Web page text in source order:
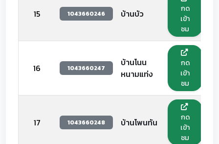
15 1043660246 บ้านบัว
กด
เข้า
ชม
16 1043660247
บ้านโนน
หนามแท่ง
กด
เข้า
ชม
17 1043660248 บ้านโพนทัน
กด
เข้า
ชม